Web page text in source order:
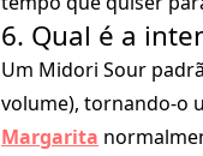
6. Qual é a
Um Midori Sour
volume), tornando-o
Margarita